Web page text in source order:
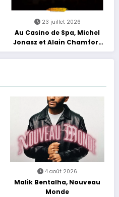
23 juillet 2026
Au Casino de Spa, Michel
Jonasz et Alain Chamfort
célèbrent le temps qui
passe… sans jamais céder
4 août 2026
Malik Bentalha, Nouveau
Monde